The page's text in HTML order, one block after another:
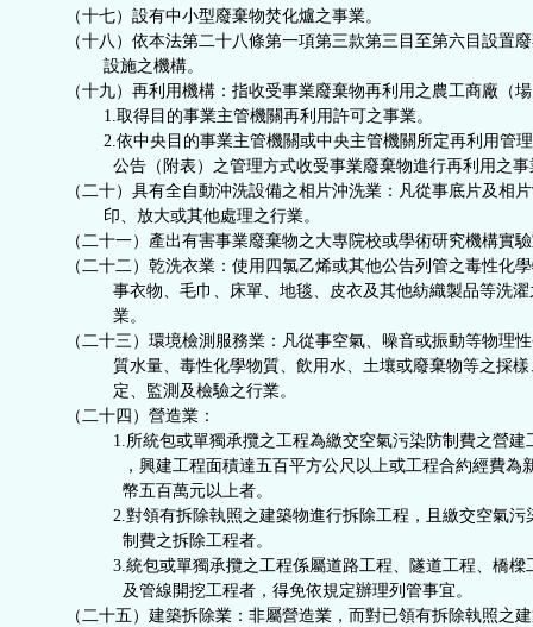
（十七）設有中小型廢棄物焚化爐之事業。
（十八）依本法第二十八條第一項第三款第三目至第六目設置廢
設施之機構。
（十九）再利用機構：指收受事業廢棄物再利用之農工商廠（場
1.取得目的事業主管機關再利用許可之事業。
2.依中央目的事業主管機關或中央主管機關所定再利用管理
公告（附表）之管理方式收受事業廢棄物進行再利用之事
（二十）具有全自動沖洗設備之相片沖洗業：凡從事底片及相片
印、放大或其他處理之行業。
（二十一）產出有害事業廢棄物之大專院校或學術研究機構實驗
（二十二）乾洗衣業：使用四氯乙烯或其他公告列管之毒性化學
事衣物、毛巾、床單、地毯、皮衣及其他紡織製品等洗濯
業。
（二十三）環境檢測服務業：凡從事空氣、噪音或振動等物理性
質水量、毒性化學物質、飲用水、土壤或廢棄物等之採樣
定、監測及檢驗之行業。
（二十四）營造業：
1.所統包或單獨承攬之工程為繳交空氣污染防制費之營建
，興建工程面積達五百平方公尺以上或工程合約經費為
幣五百萬元以上者。
2.對領有拆除執照之建築物進行拆除工程，且繳交空氣污
制費之拆除工程者。
3.統包或單獨承攬之工程係屬道路工程、隧道工程、橋樑
及管線開挖工程者，得免依規定辦理列管事宜。
（二十五）建築拆除業：非屬營造業，而對已領有拆除執照之建